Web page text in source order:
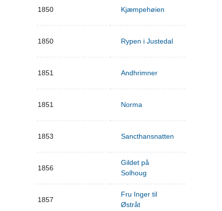
1850 Kjæmpehøien
1850 Rypen i Justedal
1851 Andhrimner
1851 Norma
1853 Sancthansnatten
1856
Gildet på
Solhoug
1857
Fru Inger til
Østråt